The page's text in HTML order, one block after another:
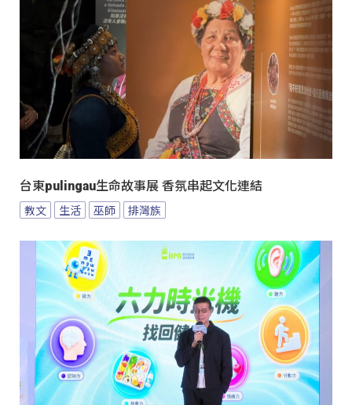
台東pulingau生命故事展 香氛串起文化連結
教文 生活 巫師 排灣族